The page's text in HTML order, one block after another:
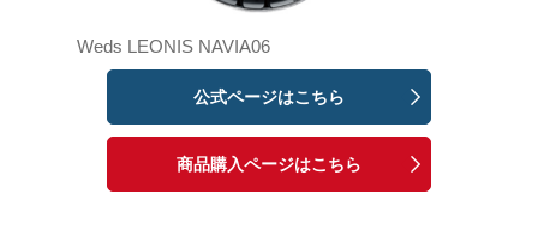
Weds LEONIS NAVIA06
公式ページはこちら
商品購入ページはこちら